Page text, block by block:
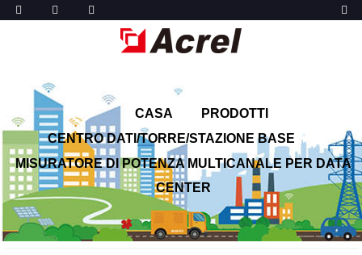
CASA
PRODOTTI
CENTRO DATI/TORRE/STAZIONE BASE
MISURATORE DI POTENZA MULTICANALE PER DATA
CENTER